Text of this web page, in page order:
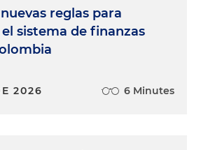
reglas para
sistema de finanzas
2026 6 Minutes